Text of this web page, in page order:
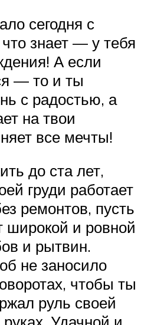
сегодня с
знает — у тебя
А если
— то и ты
с радостью, а
на твои
все мечты!
до ста лет,
груди работает
ремонтов, пусть
широкой и ровной
и рытвин.
не заносило
чтобы ты
руль своей